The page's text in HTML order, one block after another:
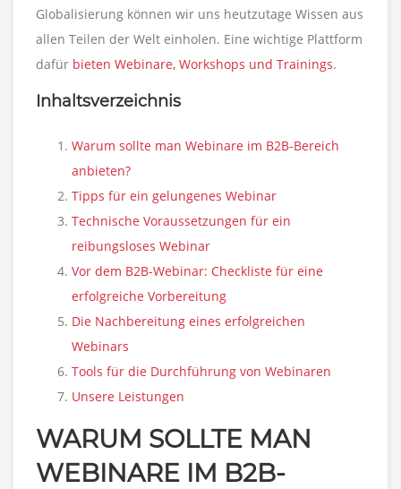
Globalisierung können wir uns heutzutage Wissen aus
allen Teilen der Welt einholen. Eine wichtige Plattform
dafür bieten Webinare, Workshops und Trainings.
Inhaltsverzeichnis
Warum sollte man Webinare im B2B-Bereich
anbieten?
Tipps für ein gelungenes Webinar
Technische Voraussetzungen für ein
reibungsloses Webinar
Vor dem B2B-Webinar: Checkliste für eine
erfolgreiche Vorbereitung
Die Nachbereitung eines erfolgreichen
Webinars
Tools für die Durchführung von Webinaren
Unsere Leistungen
WARUM SOLLTE MAN
WEBINARE IM B2B-